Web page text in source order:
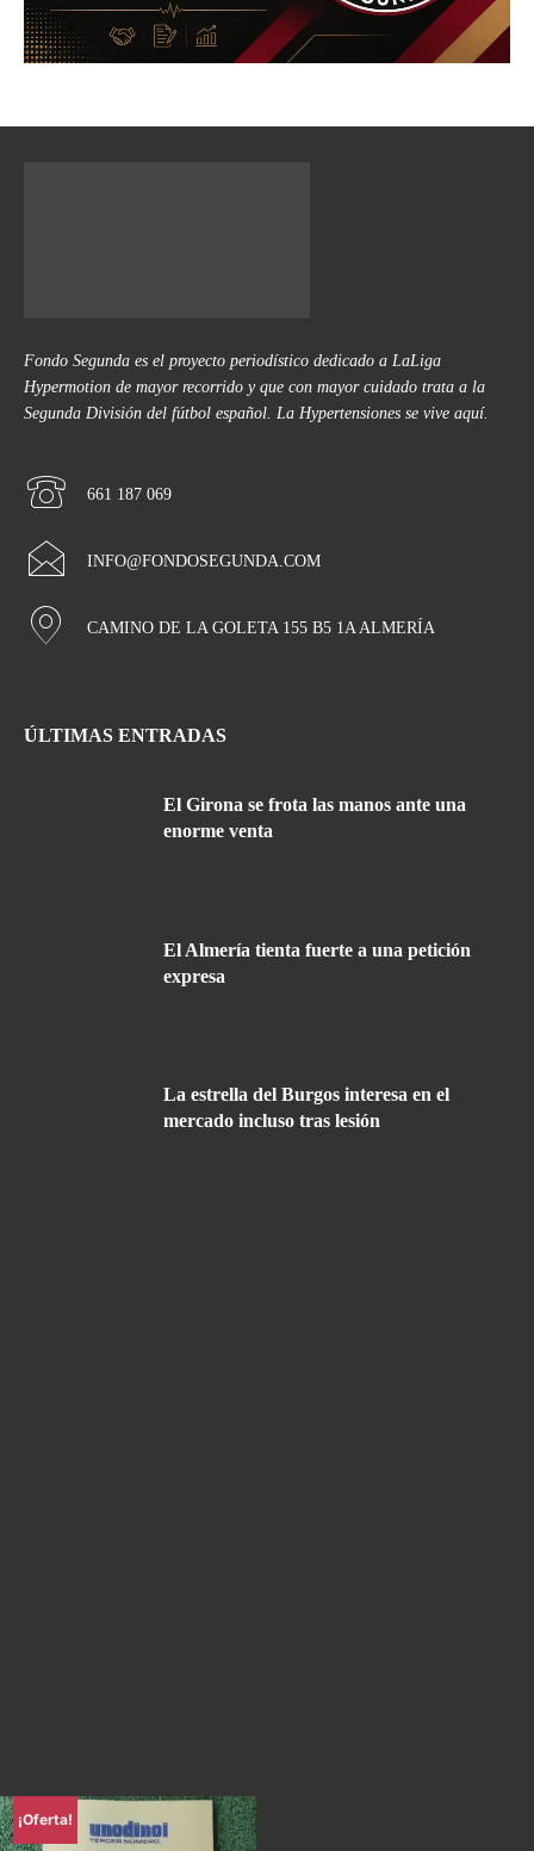
Fondo Segunda es el proyecto periodístico dedicado a LaLiga
Hypermotion de mayor recorrido y que con mayor cuidado trata a la
Segunda División del fútbol español. La Hypertensiones se vive aquí.
661 187 069
INFO@FONDOSEGUNDA.COM
CAMINO DE LA GOLETA 155 B5 1A ALMERÍA
ÚLTIMAS ENTRADAS
El Girona se frota las manos ante una
enorme venta
El Almería tienta fuerte a una petición
expresa
La estrella del Burgos interesa en el
mercado incluso tras lesión
¡Oferta!